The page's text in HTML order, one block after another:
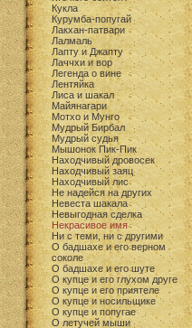
Кукла
Курумба-попугай
Лакхан-патвари
Лалмаль
Лапту и Джапту
Лаччхи и вор
Легенда о вине
Лентяйка
Лиса и шакал
Майянагари
Мотхо и Мунго
Мудрый Бирбал
Мудрый судья
Мышонок Пик-Пик
Находчивый дровосек
Находчивый заяц
Находчивый лис
Не надейся на других
Невеста шакала
Невыгодная сделка
Некрасивое имя
Ни с теми, ни с другими
О бадшахе и его верном
соколе
О бадшахе и его шуте
О купце и его глухом друге
О купце и его приятеле
О купце и носильщике
О купце и попугае
О летучей мыши